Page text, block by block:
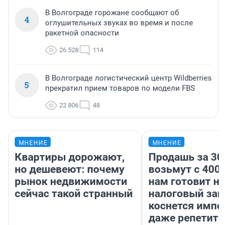
4
В Волгограде горожане сообщают об
оглушительных звуках во время и после
ракетной опасности
26 528 114
5
В Волгограде логистический центр Wildberries
прекратил прием товаров по модели FBS
22 806 48
МНЕНИЕ
Квартиры дорожают,
но дешевеют: почему
рынок недвижимости
сейчас такой странный
МНЕНИЕ
Продашь за
возьмут с
нам готовит
налоговый
коснется
даже